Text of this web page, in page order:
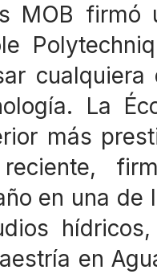
MOB firmó
La
más
en una
en